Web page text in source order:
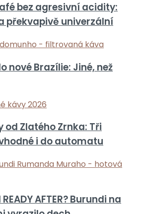
bez agresivní acidity:
překvapivě univerzální
nové Brazílie: Jiné, než
od Zlatého Zrnka: Tři
i do automatu
AFTER? Burundi na